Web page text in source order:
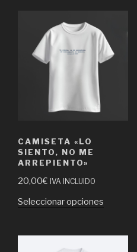
CAMISETA «LO
SIENTO, NO ME
ARREPIENTO»
20,00€ IVA INCLUIDO
Seleccionar opciones